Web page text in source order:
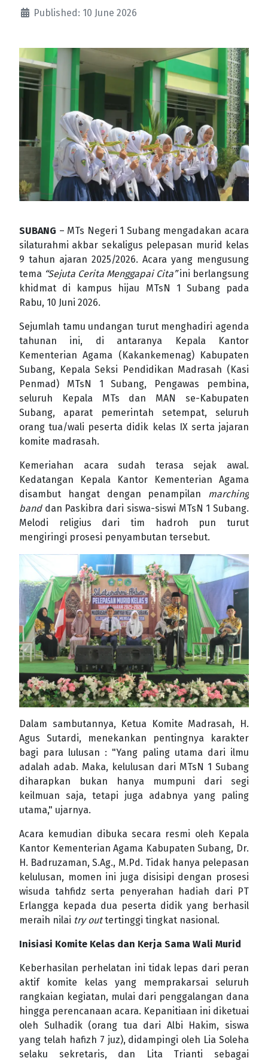
Published: 10 June 2026
SUBANG – MTs Negeri 1 Subang mengadakan acara
silaturahmi akbar sekaligus pelepasan murid kelas
9 tahun ajaran 2025/2026. Acara yang mengusung
tema “Sejuta Cerita Menggapai Cita”ini berlangsung
khidmat di kampus hijau MTsN 1 Subang pada
Rabu, 10 Juni 2026.
Sejumlah tamu undangan turut menghadiri agenda
tahunan ini, di antaranya Kepala Kantor
Kementerian Agama (Kakankemenag) Kabupaten
Subang, Kepala Seksi Pendidikan Madrasah (Kasi
Penmad) MTsN 1 Subang, Pengawas pembina,
seluruh Kepala MTs dan MAN se-Kabupaten
Subang, aparat pemerintah setempat, seluruh
orang tua/wali peserta didik kelas IX serta jajaran
komite madrasah.
Kemeriahan acara sudah terasa sejak awal.
Kedatangan Kepala Kantor Kementerian Agama
disambut hangat dengan penampilan marching
banddan Paskibra dari siswa-siswi MTsN 1 Subang.
Melodi religius dari tim hadroh pun turut
mengiringi prosesi penyambutan tersebut.
Dalam sambutannya, Ketua Komite Madrasah, H.
Agus Sutardi, menekankan pentingnya karakter
bagi para lulusan : "Yang paling utama dari ilmu
adalah adab. Maka, kelulusan dari MTsN 1 Subang
diharapkan bukan hanya mumpuni dari segi
keilmuan saja, tetapi juga adabnya yang paling
utama," ujarnya.
Acara kemudian dibuka secara resmi oleh Kepala
Kantor Kementerian Agama Kabupaten Subang, Dr.
H. Badruzaman, S.Ag., M.Pd. Tidak hanya pelepasan
kelulusan, momen ini juga disisipi dengan prosesi
wisuda tahfidz serta penyerahan hadiah dari PT
Erlangga kepada dua peserta didik yang berhasil
meraih nilai try outtertinggi tingkat nasional.
Inisiasi Komite Kelas dan Kerja Sama Wali Murid
Keberhasilan perhelatan ini tidak lepas dari peran
aktif komite kelas yang memprakarsai seluruh
rangkaian kegiatan, mulai dari penggalangan dana
hingga perencanaan acara. Kepanitiaan ini diketuai
oleh Sulhadik (orang tua dari Albi Hakim, siswa
yang telah hafizh 7 juz), didampingi oleh Lia Soleha
selaku sekretaris, dan Lita Trianti sebagai